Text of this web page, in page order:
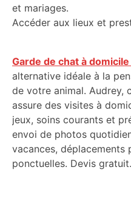
et mariages.
Accéder aux lieux et
Garde de chat à
alternative idéale à la
de votre animal. Audrey,
assure des visites à
jeux, soins courants et
envoi de photos
vacances, déplacements
ponctuelles. Devis gratuit.